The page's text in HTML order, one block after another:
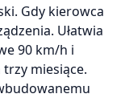
Gdy kierowca
Ułatwia
90 km/h i
miesiące.